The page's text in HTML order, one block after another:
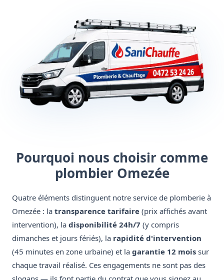
Pourquoi nous choisir comme
plombier Omezée
Quatre éléments distinguent notre service de plomberie à
Omezée : la transparence tarifaire (prix affichés avant
intervention), la disponibilité 24h/7 (y compris
dimanches et jours fériés), la rapidité d'intervention
(45 minutes en zone urbaine) et la garantie 12 mois sur
chaque travail réalisé. Ces engagements ne sont pas des